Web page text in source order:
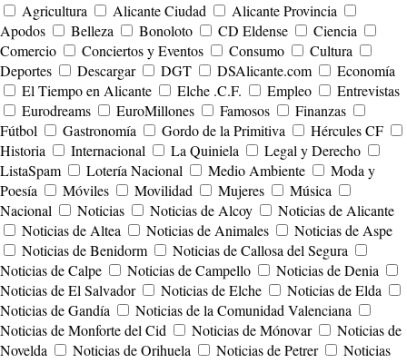
Agricultura
Alicante Ciudad
Alicante Provincia
Apodos
Belleza Bonoloto CD Eldense
Ciencia
Comercio
Conciertos y Eventos Consumo
Cultura
Deportes
Descargar DGT DSAlicante.com
Economía
El Tiempo en Alicante
Elche .C.F. Empleo
Entrevistas
Eurodreams
EuroMillones Famosos
Finanzas
Fútbol
Gastronomía Gordo de la Primitiva
Hércules CF
Historia
Internacional La Quiniela
Legal y Derecho
ListaSpam
Lotería Nacional Medio Ambiente
Moda y
Poesía
Móviles Movilidad Mujeres
Música
Nacional
Noticias Noticias de Alcoy
Noticias de Alicante
Noticias de Altea
Noticias de Animales
Noticias de Aspe
Noticias de Benidorm
Noticias de Callosa del Segura
Noticias de Calpe
Noticias de Campello
Noticias de Denia
Noticias de El Salvador
Noticias de Elche
Noticias de Elda
Noticias de Gandía
Noticias de la Comunidad Valenciana
Noticias de Monforte del Cid
Noticias de Mónovar
Noticias de
Novelda
Noticias de Orihuela Noticias de Petrer
Noticias